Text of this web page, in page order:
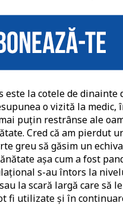
la cotele de dinainte
o vizită la
puțin restrânse ale
Cred că am pierdut
greu să găsim un
așa cum a fost
s-au întors la
la scară largă care să
fi utilizate și în